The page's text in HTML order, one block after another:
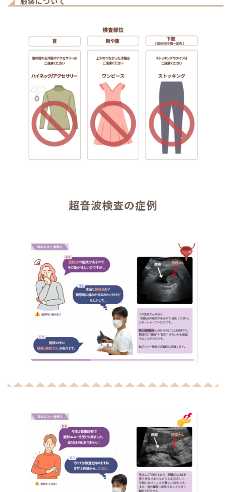
超音波検査の症例